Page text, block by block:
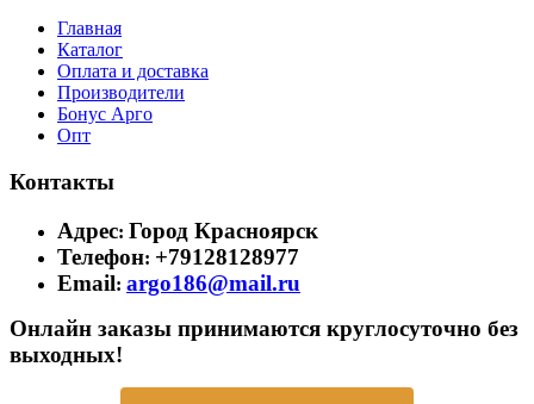
Главная
Каталог
Оплата и доставка
Производители
Бонус Арго
Опт
Контакты
Адрес: Город Красноярск
Телефон: +79128128977
Email: argo186@mail.ru
Онлайн заказы принимаются круглосуточно без
выходных!